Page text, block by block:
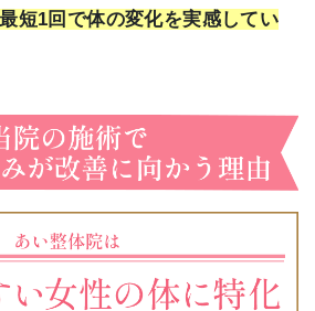
最短1回で体の変化を実感してい